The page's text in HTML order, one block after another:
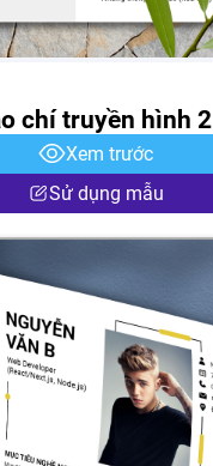
chí truyền hình 2
Xem trước
Sử dụng mẫu